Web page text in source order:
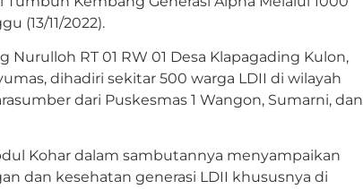
(13/11/2022).
RT 01 RW 01 Desa Klapagading Kulon,
dihadiri sekitar 500 warga LDII di wilayah
dari Puskesmas 1 Wangon, Sumarni, dan
Kohar dalam sambutannya menyampaikan
dan kesehatan generasi LDII khususnya di